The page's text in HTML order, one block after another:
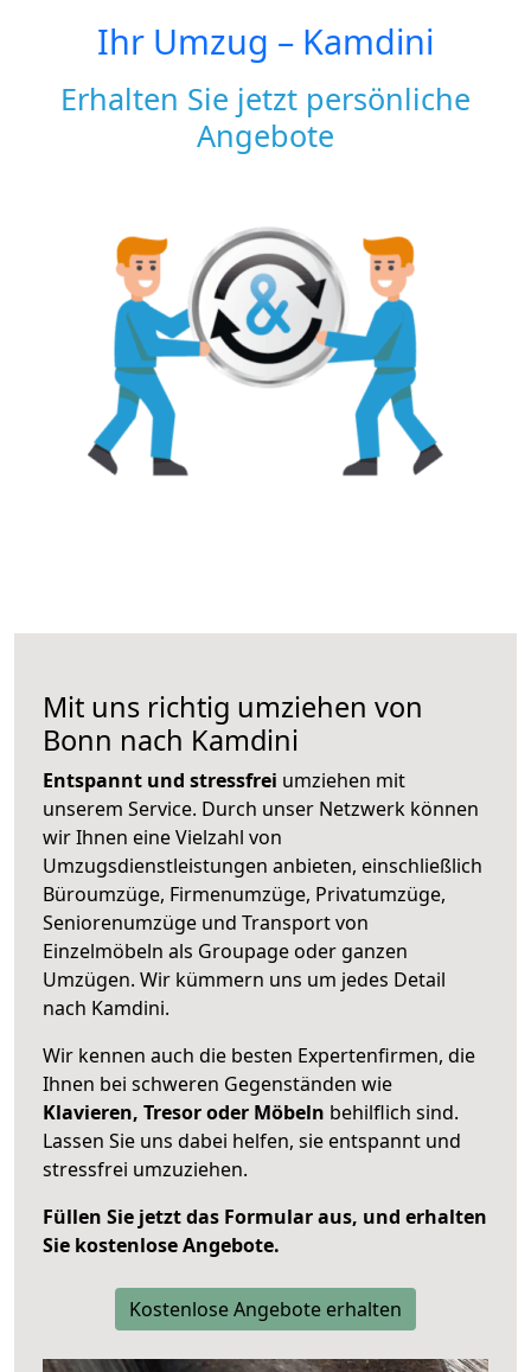
Ihr Umzug – Kamdini
Erhalten Sie jetzt persönliche
Angebote
Mit uns richtig umziehen von
Bonn nach Kamdini
Entspannt und stressfrei umziehen mit
unserem Service. Durch unser Netzwerk können
wir Ihnen eine Vielzahl von
Umzugsdienstleistungen anbieten, einschließlich
Büroumzüge, Firmenumzüge, Privatumzüge,
Seniorenumzüge und Transport von
Einzelmöbeln als Groupage oder ganzen
Umzügen. Wir kümmern uns um jedes Detail
nach Kamdini.
Wir kennen auch die besten Expertenfirmen, die
Ihnen bei schweren Gegenständen wie
Klavieren, Tresor oder Möbeln behilflich sind.
Lassen Sie uns dabei helfen, sie entspannt und
stressfrei umzuziehen.
Füllen Sie jetzt das Formular aus, und erhalten
Sie kostenlose Angebote.
Kostenlose Angebote erhalten